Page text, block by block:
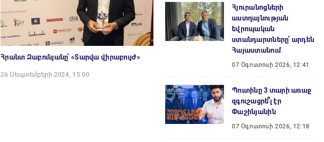
Հրանտ Զաբունյանը՝ «Տարվա վիրաբույժ»
26 Սեպտեմբերի 2024, 15:00
Հյուրանոցների
աստղայնության
եվրոպական
ստանդարտները՝ արդեն
Հայաստանում
07 Օգոստոսի 2026, 12:41
Պուտինը 3 տարի առաջ
զգուշացրե՞լ էր
Փաշինյանին
07 Օգոստոսի 2026, 12:18